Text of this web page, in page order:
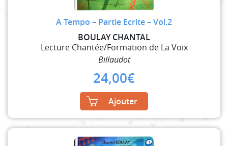
A Tempo – Partie Ecrite – Vol.2
BOULAY CHANTAL
Lecture Chantée/Formation de La Voix
Billaudot
24,00€
Ajouter